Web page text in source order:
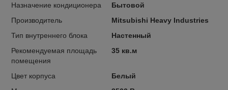
Назначение кондиционера
Бытовой
Производитель
Mitsubishi Heavy Industries
Тип внутреннего блока
Настенный
Рекомендуемая площадь
помещения
35 кв.м
Цвет корпуса
Белый